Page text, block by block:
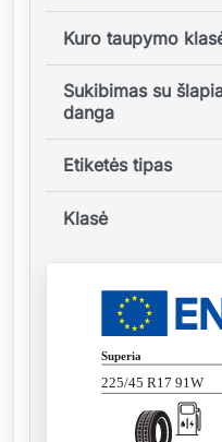
Kuro taupymo
Sukibimas su
danga
Etiketės tipas
Klasė
Superia
225/45 R17 91W